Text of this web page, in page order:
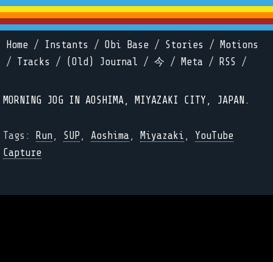
Home / Instants / Obi Base / Stories /
Motions
/ Tracks / (Old) Journal / 今 / Meta / RSS /
MORNING JOG IN AOSHIMA, MIYAZAKI CITY, JAPAN.
Tags: Run, SUP, Aoshima , Miyazaki , YouTube
Capture